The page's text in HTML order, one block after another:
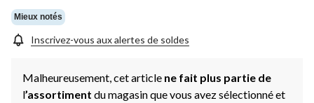
Mieux notés
Inscrivez-vous aux alertes de soldes
Malheureusement, cet article ne fait plus partie de
l’assortiment du magasin que vous avez sélectionné et